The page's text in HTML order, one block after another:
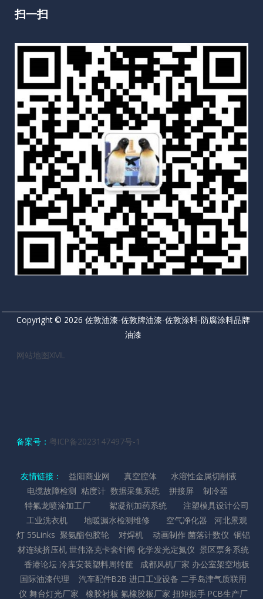
扫一扫
Copyright © 2026 佐敦油漆-佐敦牌油漆-佐敦涂料-防腐涂料品牌
油漆
网站地图XML
备案号： 粤ICP备2023147497号-1
友情链接： 益阳商业网 真空腔体
水溶性金属切削液
电缆故障检测 粘度计 数据采集系统 拼接屏
制冷器
特氟龙喷涂加工厂
絮凝剂加药系统
注塑模具设计公司
工业洗衣机
地暖漏水检测维修 空气净化器
河北景观
灯 55Links 聚氨酯包胶轮 对焊机 动画制作 菌落计数仪 铜铝
材连续挤压机 世伟洛克卡套针阀 化学发光定氮仪 景区票务系统
香港论坛 冷库安装塑料周转筐 成都风机厂家 办公室架空地板
国际油漆代理
汽车配件B2B 进口工业设备 二手岛津气质联用
仪 舞台灯光厂家 橡胶衬板 氟橡胶板厂家 扭矩扳手 PCB生产厂